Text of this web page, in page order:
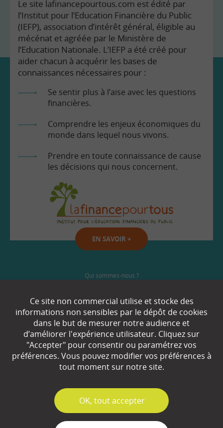
Le site lafinancepourtous.com est édité par
l’Institut pour l’Education Financière du Public
(IEFP), association d’intérêt général, éligible au
mécénat et agréée par le Ministère de
l’Education Nationale. L’IEFP a été créé pour
aider chacun à acquérir les bases de
connaissances nécessaires pour :
Se sentir plus à l’aise avec les questions
financières.
Comprendre les enjeux économiques du
monde dans lequel nous vivons.
Prendre en toute connaissance de cause
les décisions qui nous concernent.
EN SAVOIR +
Qui sommes-nous ?
Partenaires
Espace Presse
Plan du site
Contact
Gestion des cookies
Ce site non commercial utilise et stocke des
informations non sensibles par le dépôt de cookies
dans le but de mesurer notre audience et
d’améliorer l'expérience utilisateur. Cliquez sur
"Accepter" pour consentir ou paramétrez vos
préférences. Vous pouvez modifier vos préférences à
tout moment sur notre site.
✓
OK, tout accepter